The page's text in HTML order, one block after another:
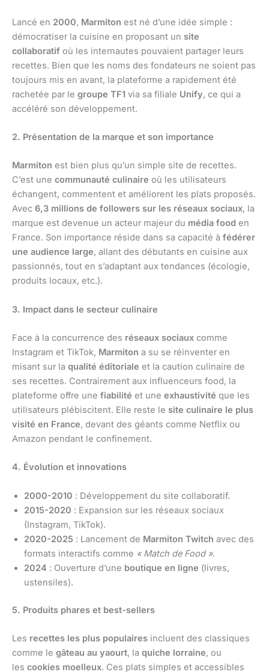
Lancé en 2000, Marmiton est né d’une idée simple :
démocratiser la cuisine en proposant un site
collaboratif où les internautes pouvaient partager leurs
recettes. Bien que les noms des fondateurs ne soient pas
toujours mis en avant, la plateforme a rapidement été
rachetée par le groupe TF1 via sa filiale Unify, ce qui a
accéléré son développement.
2. Présentation de la marque et son importance
Marmiton est bien plus qu’un simple site de recettes.
C’est une communauté culinaire où les utilisateurs
échangent, commentent et améliorent les plats proposés.
Avec 6,3 millions de followers sur les réseaux sociaux, la
marque est devenue un acteur majeur du média food en
France. Son importance réside dans sa capacité à fédérer
une audience large, allant des débutants en cuisine aux
passionnés, tout en s’adaptant aux tendances (écologie,
produits locaux, etc.).
3. Impact dans le secteur culinaire
Face à la concurrence des réseaux sociaux comme
Instagram et TikTok, Marmiton a su se réinventer en
misant sur la qualité éditoriale et la caution culinaire de
ses recettes. Contrairement aux influenceurs food, la
plateforme offre une fiabilité et une exhaustivité que les
utilisateurs plébiscitent. Elle reste le site culinaire le plus
visité en France, devant des géants comme Netflix ou
Amazon pendant le confinement.
4. Évolution et innovations
2000-2010 : Développement du site collaboratif.
2015-2020 : Expansion sur les réseaux sociaux
(Instagram, TikTok).
2020-2025 : Lancement de Marmiton Twitch avec des
formats interactifs comme « Match de Food ».
2024 : Ouverture d’une boutique en ligne (livres,
ustensiles).
5. Produits phares et best-sellers
Les recettes les plus populaires incluent des classiques
comme le gâteau au yaourt, la quiche lorraine, ou
les cookies moelleux. Ces plats simples et accessibles